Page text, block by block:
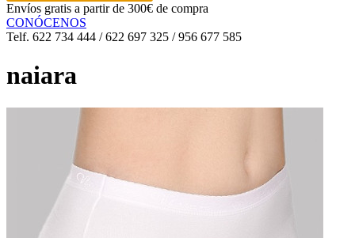
Envíos gratis a partir de 300€ de compra
CONÓCENOS
Telf. 622 734 444 / 622 697 325 / 956 677 585
naiara